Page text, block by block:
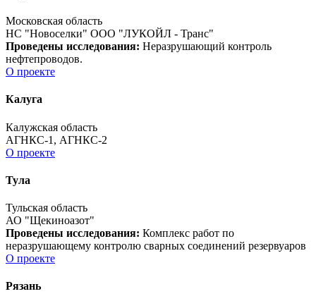
Московская область
НС "Новоселки" ООО "ЛУКОЙЛ - Транс"
Проведены исследования: Неразрушающий контроль
нефтепроводов.
О проекте
Калуга
Калужская область
АГНКС-1, АГНКС-2
О проекте
Тула
Тульская область
АО "Щекиноазот"
Проведены исследования: Комплекс работ по
неразрушающему контролю сварных соединений резервуаров
О проекте
Рязань